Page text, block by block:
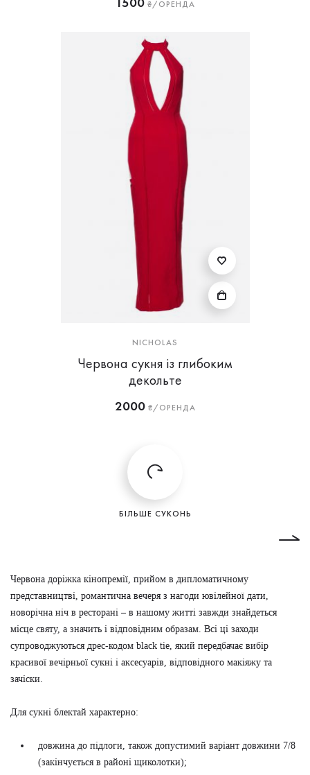
₴/ОРЕНДА
NICHOLAS
Червона сукня із глибоким
декольте
2000₴/ОРЕНДА
БІЛЬШЕ СУКОНЬ
Червона доріжка кінопремії, прийом в дипломатичному
представництві, романтична вечеря з нагоди ювілейної дати,
новорічна ніч в ресторані – в нашому житті завжди знайдеться
місце святу, а значить і відповідним образам. Всі ці заходи
супроводжуються дрес-кодом black tie, який передбачає вибір
красивої вечірньої сукні і аксесуарів, відповідного макіяжу та
зачіски.
Для сукні блектай характерно:
довжина до підлоги, також допустимий варіант довжини 7/8
(закінчується в районі щиколотки);